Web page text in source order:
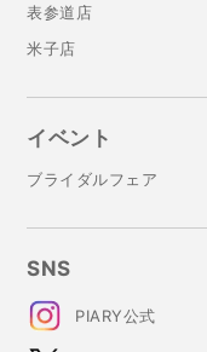
表参道店
米子店
イベント
ブライダルフェア
SNS
PIARY公式